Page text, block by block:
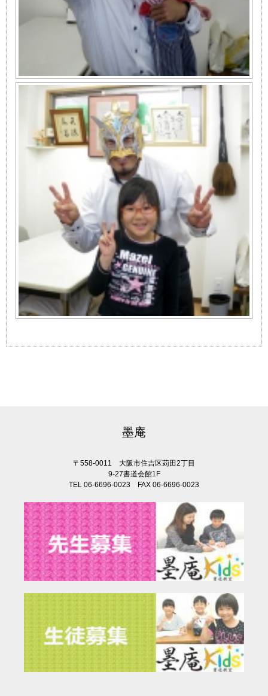
墨庵
〒558-0011 大阪市住吉区苅田2丁目
9-27書道会館1F
TEL 06-6696-0023 FAX 06-6696-0023